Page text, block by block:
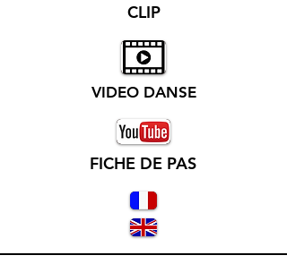
CLIP
VIDEO DANSE
FICHE DE PAS